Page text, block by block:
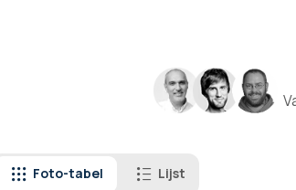
Foto-tabel Lijst